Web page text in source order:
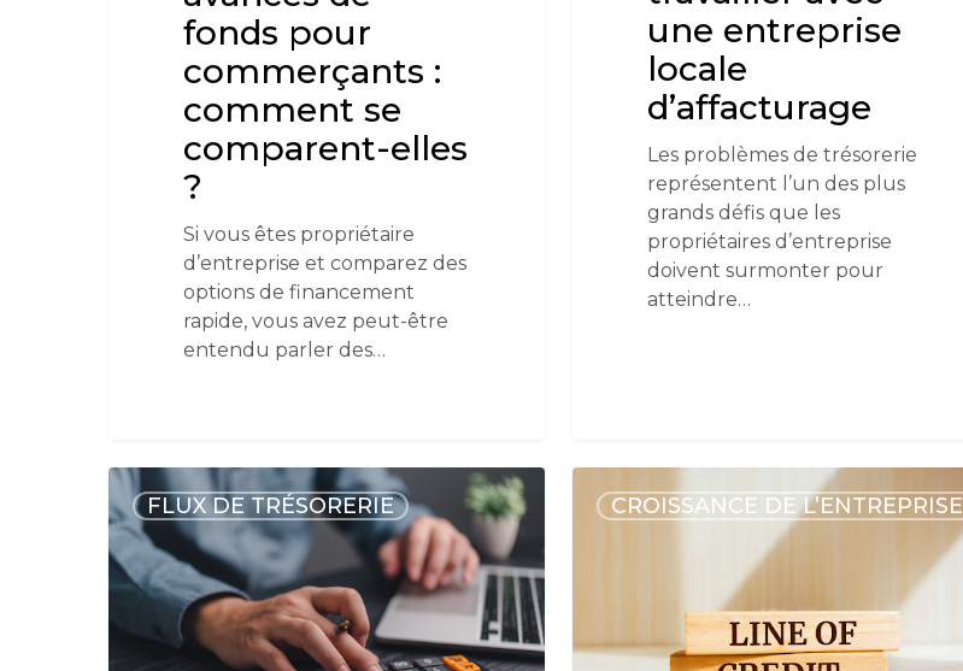
fonds pour
commerçants :
comment se
comparent-elles
?
Si vous êtes propriétaire
d’entreprise et comparez des
options de financement
rapide, vous avez peut-être
entendu parler des…
une entreprise
locale
d’affacturage
Les problèmes de trésorerie
représentent l’un des plus
grands défis que les
propriétaires d’entreprise
doivent surmonter pour
atteindre…
FLUX DE TRÉSORERIE CROISSANCE DE L’ENTREPRISE